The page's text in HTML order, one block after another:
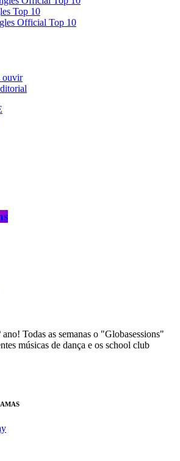
Top 10
Official Top 10
ouvir
Todas as semanas o "Globasessions"
músicas de dança e os school club